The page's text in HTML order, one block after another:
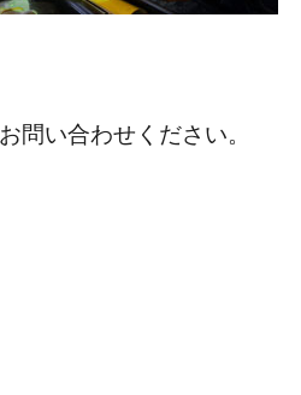
問い合わせください。